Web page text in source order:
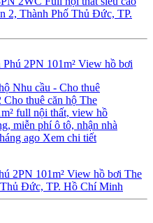
2, Thành Phố Thủ Đức, TP.
Nhu cầu - Cho thuê
Cho thuê căn hộ The
full nội thất, view hồ
miễn phí ô tô, nhận nhà
ago Xem chi tiết
2PN 101m² View hồ bơi The
Đức, TP. Hồ Chí Minh